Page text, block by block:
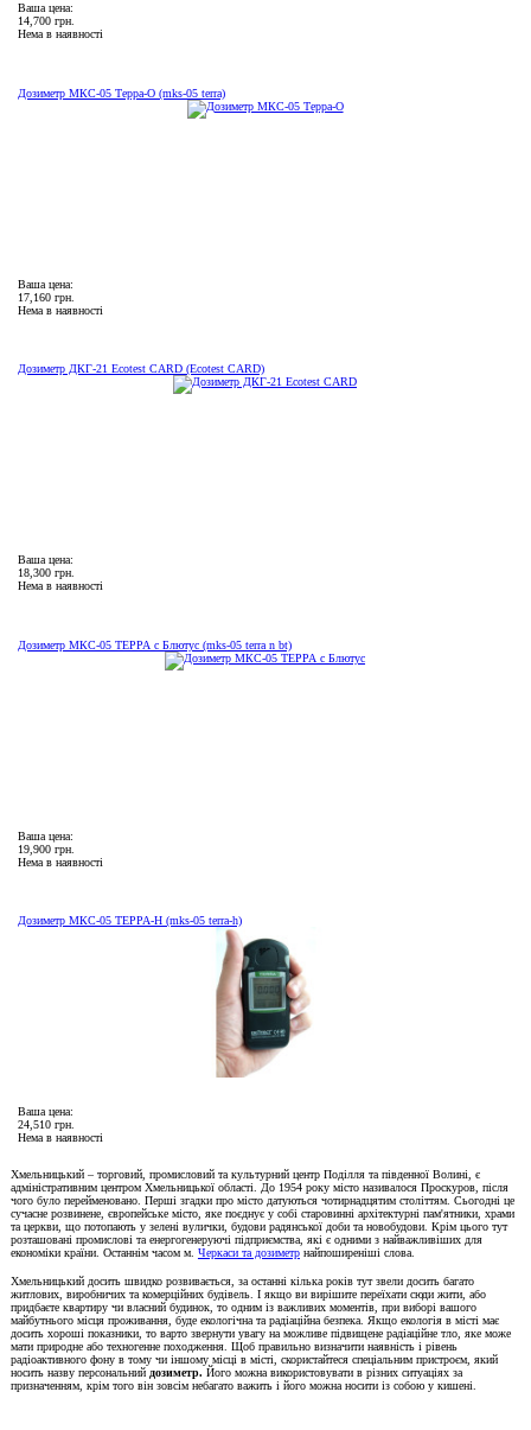
Ваша цена:
14,700 грн.
Нема в наявності
Дозиметр МКС-05 Терра-О (mks-05 terra)
Ваша цена:
17,160 грн.
Нема в наявності
Дозиметр ДКГ-21 Ecotest CARD (Ecotest CARD)
Ваша цена:
18,300 грн.
Нема в наявності
Дозиметр МКС-05 ТЕРРА с Блютус (mks-05 terra n bt)
Ваша цена:
19,900 грн.
Нема в наявності
Дозиметр МКС-05 ТЕРРА-Н (mks-05 terra-h)
Ваша цена:
24,510 грн.
Нема в наявності
Хмельницький – торговий, промисловий та культурний центр Поділля та південної Волині, є
адміністративним центром Хмельницької області. До 1954 року місто називалося Проскуров, після
чого було перейменовано. Перші згадки про місто датуються чотирнадцятим століттям. Сьогодні це
сучасне розвинене, європейське місто, яке поєднує у собі старовинні архітектурні пам'ятники, храми
та церкви, що потопають у зелені вулички, будови радянської доби та новобудови. Крім цього тут
розташовані промислові та енергогенеруючі підприємства, які є одними з найважливіших для
економіки країни. Останнім часом м. Черкаси та дозиметрнайпоширеніші слова.
Хмельницький досить швидко розвивається, за останні кілька років тут звели досить багато
житлових, виробничих та комерційних будівель. І якщо ви вирішите переїхати сюди жити, або
придбаєте квартиру чи власний будинок, то одним із важливих моментів, при виборі вашого
майбутнього місця проживання, буде екологічна та радіаційна безпека. Якщо екологія в місті має
досить хороші показники, то варто звернути увагу на можливе підвищене радіаційне тло, яке може
мати природне або техногенне походження. Щоб правильно визначити наявність і рівень
радіоактивного фону в тому чи іншому місці в місті, скористайтеся спеціальним пристроєм, який
носить назву персональний дозиметр. Його можна використовувати в різних ситуаціях за
призначенням, крім того він зовсім небагато важить і його можна носити із собою у кишені.